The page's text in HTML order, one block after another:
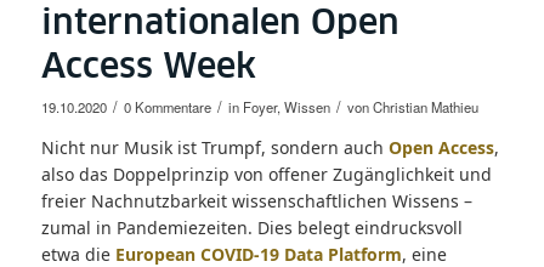
internationalen Open
Access Week
19.10.2020 / 0 Kommentare / in Foyer, Wissen / vonChristian Mathieu
Nicht nur Musik ist Trumpf, sondern auch Open Access,
also das Doppelprinzip von offener Zugänglichkeit und
freier Nachnutzbarkeit wissenschaftlichen Wissens –
zumal in Pandemiezeiten. Dies belegt eindrucksvoll
etwa die European COVID-19 Data Platform, eine